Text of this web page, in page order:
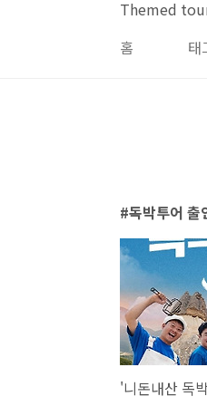
Themed
홈
태
독박투어 출